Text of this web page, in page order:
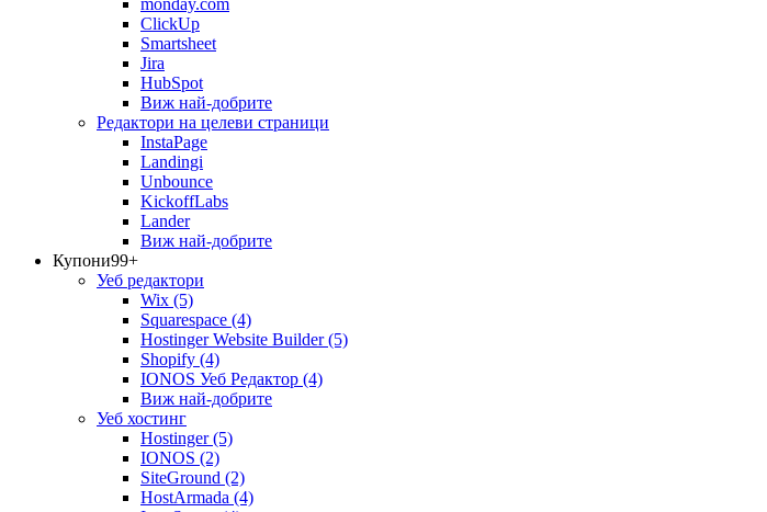
monday.com
ClickUp
Smartsheet
Jira
HubSpot
Виж най-добрите
Редактори на целеви страници
InstaPage
Landingi
Unbounce
KickoffLabs
Lander
Виж най-добрите
Купони99+
Уеб редактори
Wix (5)
Squarespace (4)
Hostinger Website Builder(5)
Shopify (4)
IONOS Уеб Редактор (4)
Виж най-добрите
Уеб хостинг
Hostinger(5)
IONOS (2)
SiteGround (2)
HostArmada (4)